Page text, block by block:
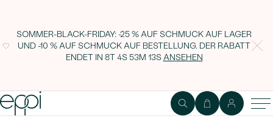
SOMMER-BLACK-FRIDAY: -25 % AUF SCHMUCK AUF LAGER
UND -10 % AUF SCHMUCK AUF BESTELLUNG. DER RABATT
ENDET IN 8T 4S 53M 12S ANSEHEN